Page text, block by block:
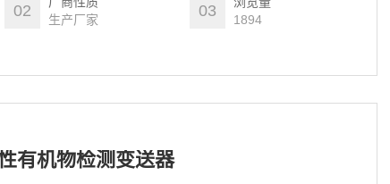
02
生产厂家
03
1894
有机物检测变送器